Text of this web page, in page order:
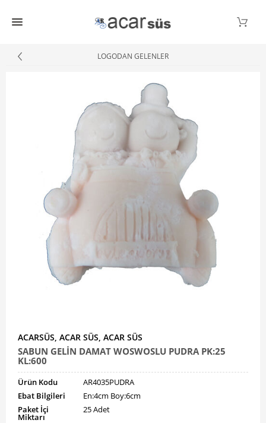
LOGODAN GELENLER
ACARSÜS, ACAR SÜS, ACAR SÜS
SABUN GELİN DAMAT WOSWOSLU PUDRA PK:25
KL:600
Ürün Kodu
AR4035PUDRA
Ebat Bilgileri
En:4cm Boy:6cm
Paket İçi
Miktarı
25 Adet